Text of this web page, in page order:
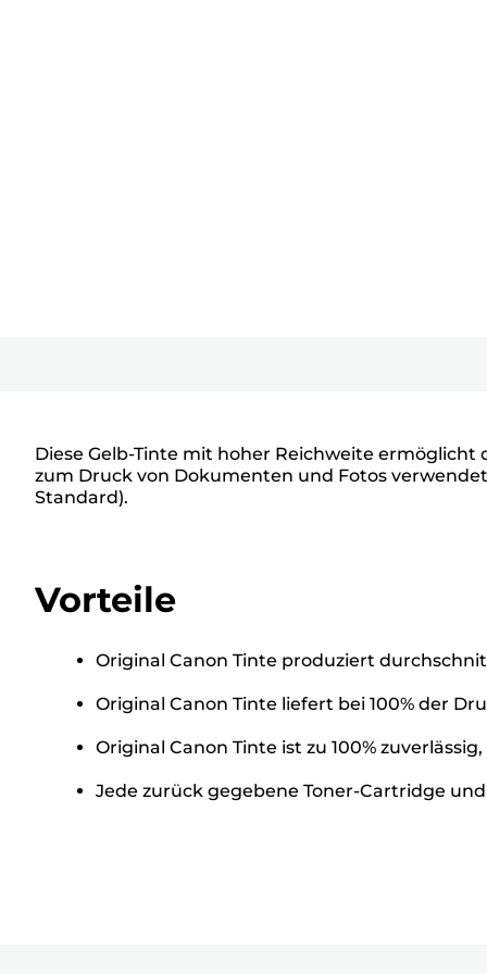
Diese Gelb-Tinte mit hoher Reichweite
zum Druck von Dokumenten und Fotos
Standard).
Vorteile
Original Canon Tinte produziert
Original Canon Tinte liefert bei 100% der
Original Canon Tinte ist zu 100%
Jede zurück gegebene Toner-Cartridge